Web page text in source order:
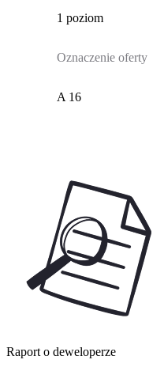
1 poziom
Oznaczenie oferty
A 16
Raport o deweloperze